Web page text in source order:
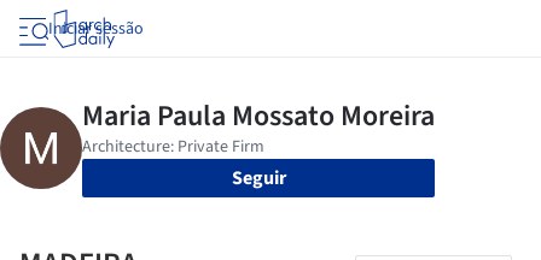
Iniciar sessão
Seguir